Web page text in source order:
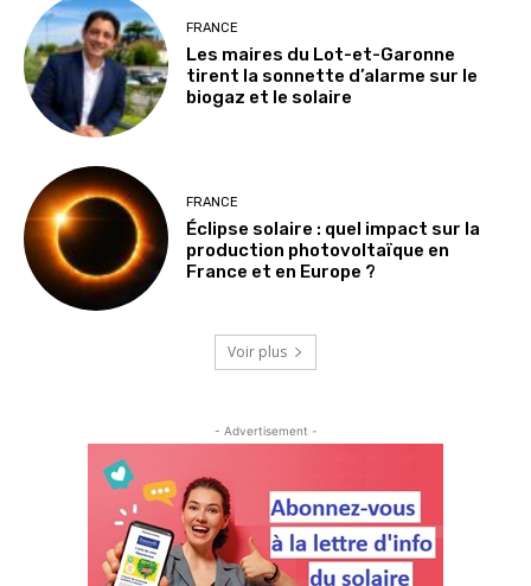
FRANCE
Les maires du Lot-et-Garonne
tirent la sonnette d’alarme sur le
biogaz et le solaire
FRANCE
Éclipse solaire : quel impact sur la
production photovoltaïque en
France et en Europe ?
Voir plus
- Advertisement -